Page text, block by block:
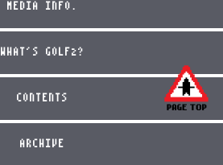
MEDIA INFO.
WHAT'S GOLF2?
CONTENTS
ARCHIVE